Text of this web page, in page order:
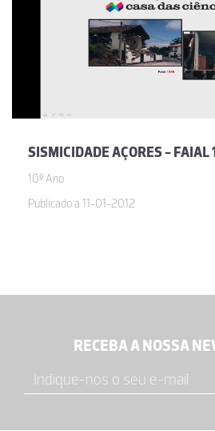
SISMICIDADE AÇORES - FAIAL
10º Ano
Publicado a 11-01-2012
RECEBA A NOSSA